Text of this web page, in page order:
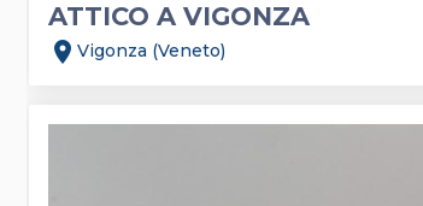
ATTICO A VIGONZA
location_on Vigonza (Veneto)